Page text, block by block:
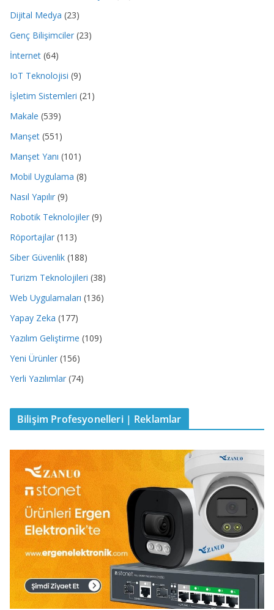
Dijital Medya (23)
Genç Bilişimciler (23)
İnternet (64)
IoT Teknolojisi (9)
İşletim Sistemleri (21)
Makale (539)
Manşet (551)
Manşet Yanı (101)
Mobil Uygulama (8)
Nasıl Yapılır (9)
Robotik Teknolojiler (9)
Röportajlar (113)
Siber Güvenlik (188)
Turizm Teknolojileri (38)
Web Uygulamaları (136)
Yapay Zeka (177)
Yazılım Geliştirme (109)
Yeni Ürünler (156)
Yerli Yazılımlar (74)
Bilişim Profesyonelleri | Reklamlar